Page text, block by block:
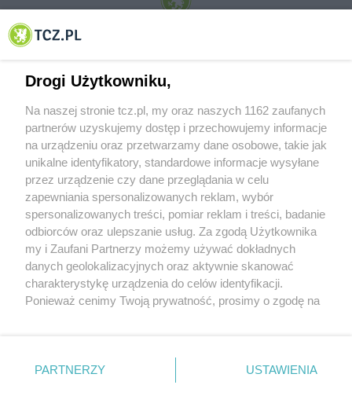
© 2001-2026 Tczew - TCZ.PL Sp. z o.o. Internetowy Serwis Informacyjny Miasta
O FIRMIE POLITYKA PRYWATNOŚCI HOSTING
REKLAMA WSPÓŁPRACA RSS FACEBOOK KONTAKT
Nasze serwisy
Aktualności
Tcz24
Historia miasta
Muzyka i kultura
Archiwum wydarzeń
Zdjęcia miasta
Drogi Użytkowniku,
Na naszej stronie tcz.pl, my oraz naszych 1162 zaufanych
partnerów uzyskujemy dostęp i przechowujemy informacje
na urządzeniu oraz przetwarzamy dane osobowe, takie jak
unikalne identyfikatory, standardowe informacje wysyłane
przez urządzenie czy dane przeglądania w celu
zapewniania spersonalizowanych reklam, wybór
spersonalizowanych treści, pomiar reklam i treści, badanie
odbiorców oraz ulepszanie usług. Za zgodą Użytkownika
my i Zaufani Partnerzy możemy używać dokładnych
danych geolokalizacyjnych oraz aktywnie skanować
charakterystykę urządzenia do celów identyfikacji.
Ponieważ cenimy Twoją prywatność, prosimy o zgodę na
znajdujący się w lewym dolnym rogu strony
. Niektóre
PARTNERZY USTAWIENIA